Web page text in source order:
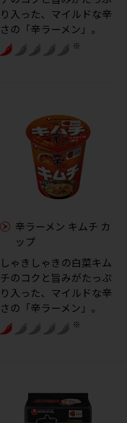
り入った、マイルドな辛
さの「辛ラーメン」。
※
辛ラーメン キムチ カ
ップ
しゃきしゃきの白菜キム
チのコクと旨みがたっぷ
り入った、マイルドな辛
さの「辛ラーメン」。
※